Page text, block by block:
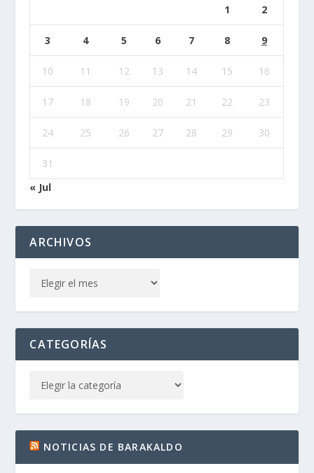
1 2
3 4 5 6 7 8 9
10 11 12 13 14 15 16
17 18 19 20 21 22 23
24 25 26 27 28 29 30
31
« Jul
ARCHIVOS
CATEGORÍAS
NOTICIAS DE BARAKALDO